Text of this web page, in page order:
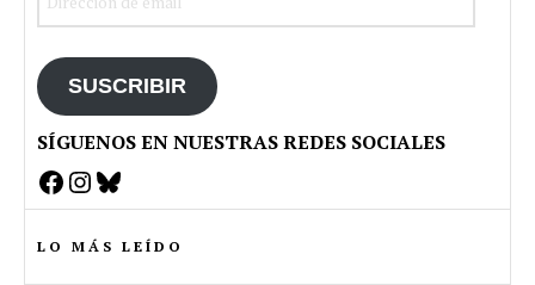
SUSCRIBIR
SÍGUENOS EN NUESTRAS REDES SOCIALES
Facebook
Instagram
Bluesky
LO MÁS LEÍDO